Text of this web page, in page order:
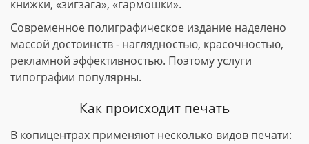
книжки, «зигзага», «гармошки».
Современное полиграфическое издание наделено
массой достоинств - наглядностью, красочностью,
рекламной эффективностью. Поэтому услуги
типографии популярны.
Как происходит печать
В копицентрах применяют несколько видов печати: